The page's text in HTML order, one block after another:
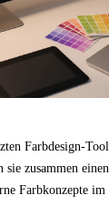
Farbdesign-
zusammen
Farbkonzepte im